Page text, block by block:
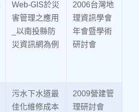
Web-GIS於災
害管理之應用
_以南投縣防
災資訊網為例
2006台灣地
理資訊學會
年會暨學術
研討會
污水下水道最
佳化維修成本
2009營建管
理研討會